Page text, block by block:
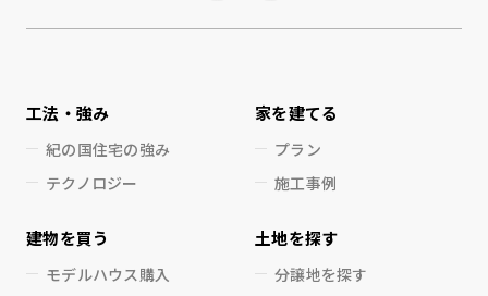
工法・強み
紀の国住宅の強み
テクノロジー
家を建てる
プラン
施工事例
建物を買う
モデルハウス購入
土地を探す
分譲地を探す